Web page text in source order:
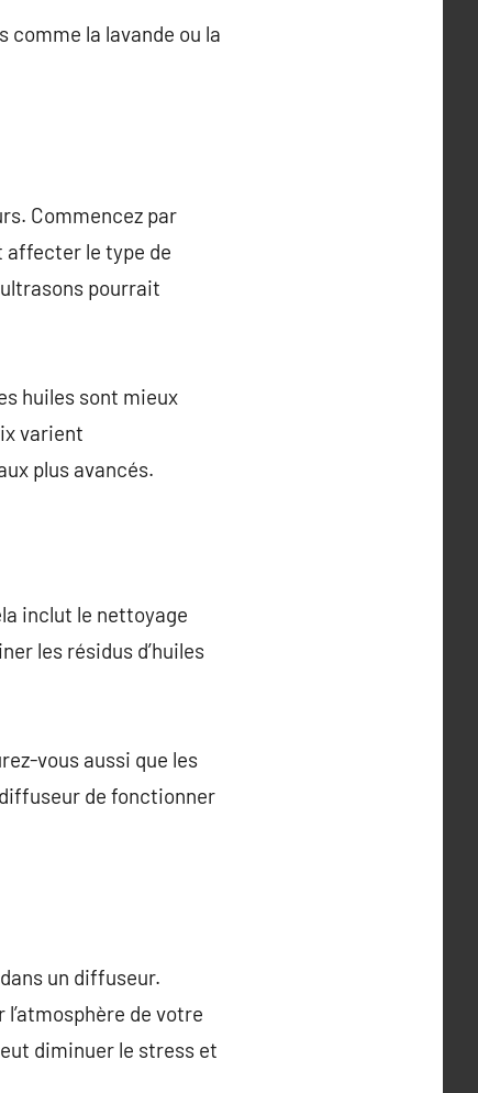
la lavande ou la
Commencez par
affecter le type de
pourrait
huiles sont mieux
varient
plus avancés.
inclut le nettoyage
les résidus d’huiles
vous aussi que les
de fonctionner
un diffuseur.
de votre
diminuer le stress et